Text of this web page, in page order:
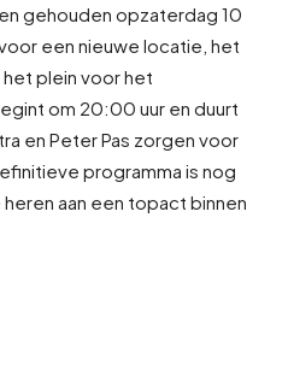
gehouden opzaterdag 10
een nieuwe locatie, het
plein voor het
om 20:00 uur en duurt
en Peter Pas zorgen voor
programma is nog
aan een topact binnen